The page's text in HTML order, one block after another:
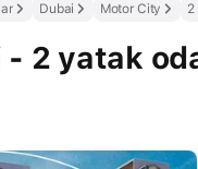
Dubai Motor City 2
2 yatak